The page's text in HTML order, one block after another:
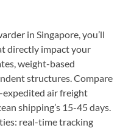
in Singapore, you’ll
directly impact your
weight-based
structures. Compare
air freight
shipping’s 15-45 days.
real-time tracking